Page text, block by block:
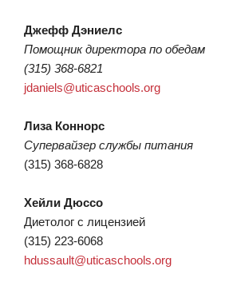
Джефф Дэниелс
Помощник директора по обедам
(315) 368-6821
jdaniels@uticaschools.org
Лиза Коннорс
Супервайзер службы питания
(315) 368-6828
Хейли Дюссо
Диетолог с лицензией
(315) 223-6068
hdussault@uticaschools.org